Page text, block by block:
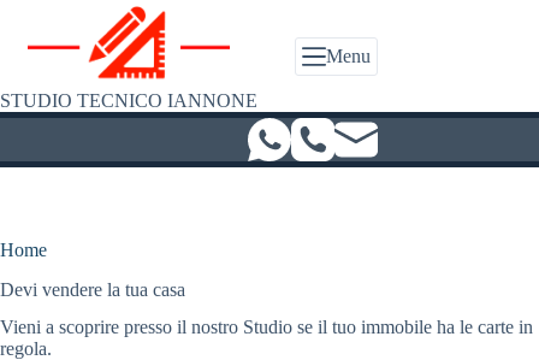
contenuto
STUDIO TECNICO IANNONE
Menu
Home
Devi vendere la tua casa
Vieni a scoprire presso il nostro Studio se il tuo immobile ha le carte in
regola.